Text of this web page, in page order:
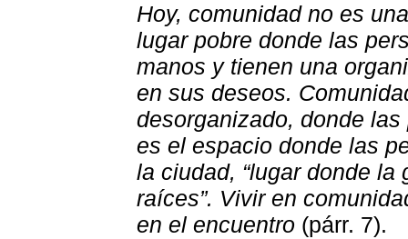
Hoy, comunidad no es
lugar pobre donde las
manos y tienen una
en sus deseos.
desorganizado, donde
es el espacio donde las
la ciudad, “lugar donde
raíces”. Vivir en
en el encuentro (párr. 7).